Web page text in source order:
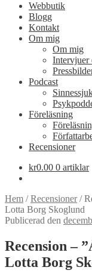
Webbutik
Blogg
Kontakt
Om mig
Om mig
Intervjuer
Podcast
Föreläsning
Recensioner
kr0.00 0 artiklar
Hem /Recensioner/
Lotta Borg Skoglund
Publicerad den
Recension –
Lotta Borg